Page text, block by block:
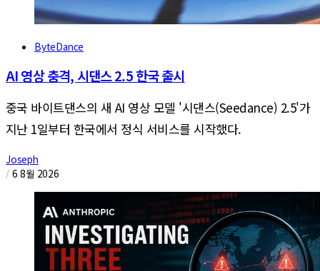
ByteDance
AI 영상 충격, 시댄스 2.5 한국 출시
중국 바이트댄스의 새 AI 영상 모델 '시댄스(Seedance) 2.5'가
지난 1일부터 한국에서 정식 서비스를 시작했다.
Joseph
/ 6 8월 2026